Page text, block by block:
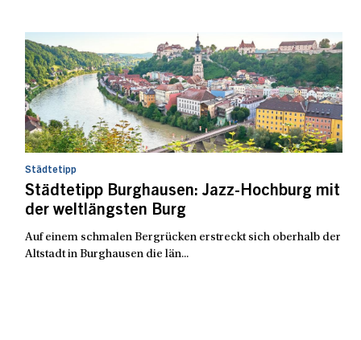
Städtetipp
Städtetipp Burghausen: Jazz-Hochburg mit
der weltlängsten Burg
Auf einem schmalen Bergrücken erstreckt sich oberhalb der
Altstadt in Burghausen die län...